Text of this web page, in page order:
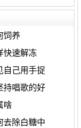
饲养
快速解冻
自己用手捉
持唱歌的好
啥
去除白糖中